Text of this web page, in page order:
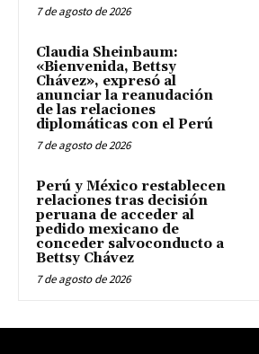
7 de agosto de 2026
Claudia Sheinbaum:
«Bienvenida, Bettsy
Chávez», expresó al
anunciar la reanudación
de las relaciones
diplomáticas con el Perú
7 de agosto de 2026
Perú y México restablecen
relaciones tras decisión
peruana de acceder al
pedido mexicano de
conceder salvoconducto a
Bettsy Chávez
7 de agosto de 2026